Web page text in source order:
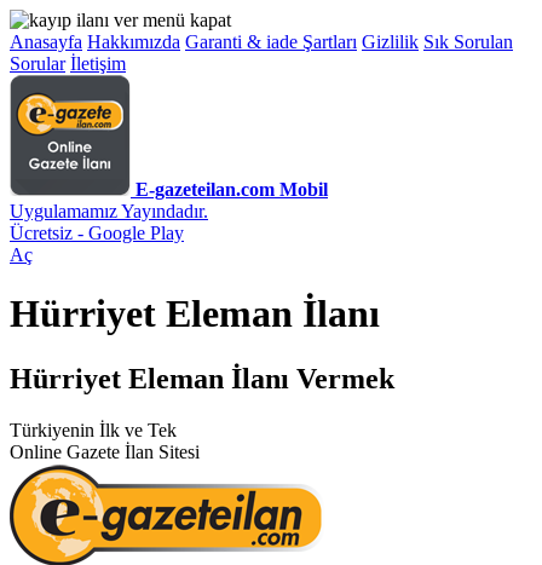
Anasayfa Hakkımızda Garanti & iade Şartları Gizlilik Sık Sorulan
Sorular İletişim
E-gazeteilan.com Mobil
Uygulamamız Yayındadır.
Ücretsiz - Google Play
Aç
Hürriyet Eleman İlanı
Hürriyet Eleman İlanı Vermek
Türkiyenin İlk ve Tek
Online Gazete İlan Sitesi